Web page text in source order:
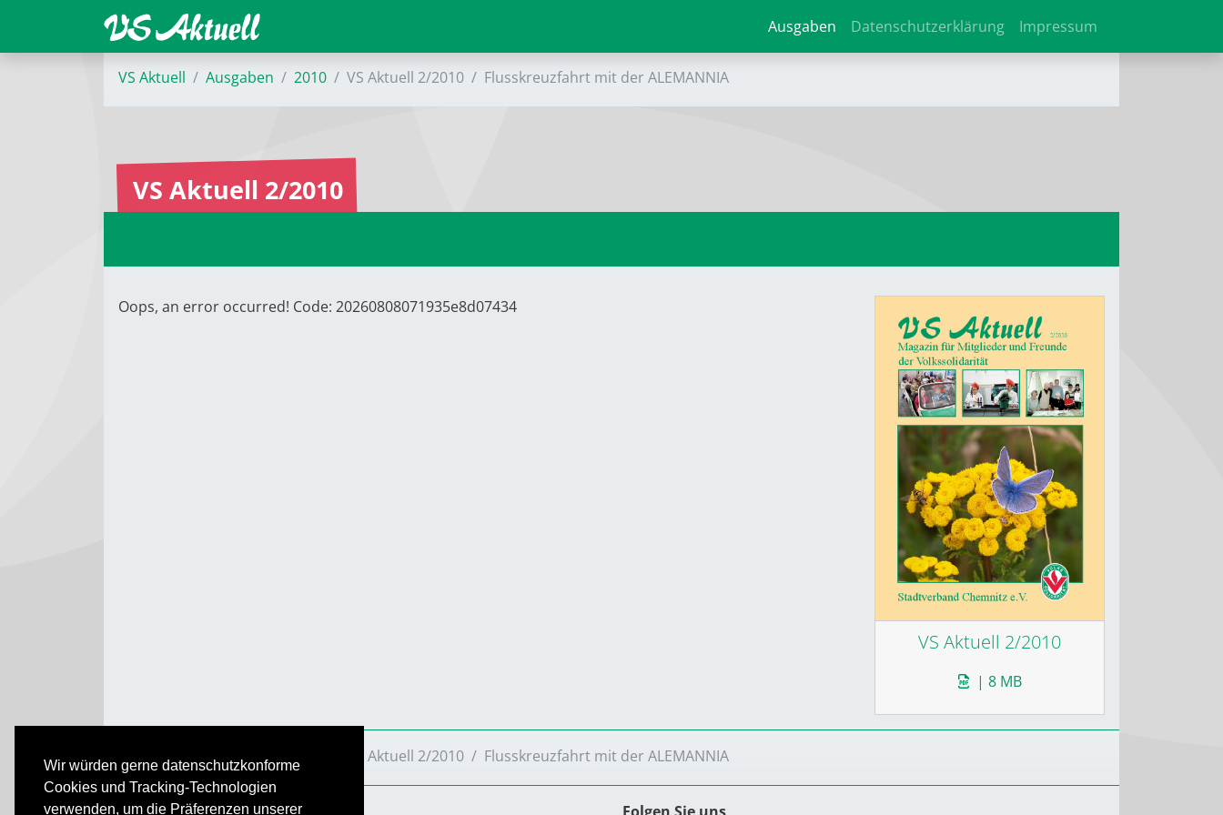
Wir würden gerne datenschutzkonforme
Cookies und Tracking-Technologien
verwenden, um die Präferenzen unserer
Ausgaben Datenschutzerklärung Impressum
VS Aktuell Ausgaben 2010 VS Aktuell 2/2010 Flusskreuzfahrt mit der ALEMANNIA
VS Aktuell 2/2010
VS Aktuell 2/2010
| 8 MB
Oops, an error occurred! Code: 20260808071935e8d07434
VS Aktuell Ausgaben VS Aktuell 2/2010 Flusskreuzfahrt mit der ALEMANNIA